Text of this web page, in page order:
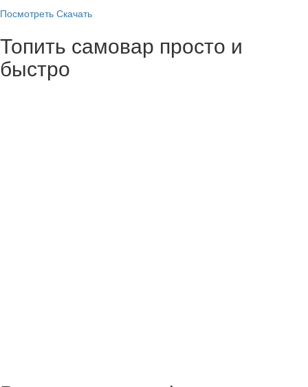
Посмотреть Скачать
Топить самовар просто и
быстро